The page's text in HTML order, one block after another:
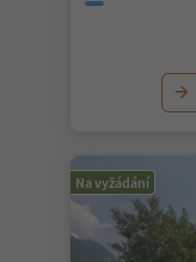
Na vyžádání